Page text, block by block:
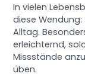
In vielen
diese
Alltag.
erleichternd,
Missstände
üben.